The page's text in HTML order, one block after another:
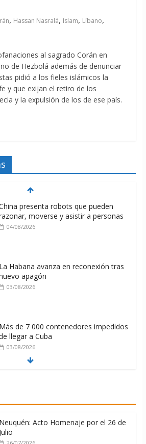
, Hassan Nasralá, Islam, Líbano,
al sagrado Corán en
de Hezbolá además de denunciar
pidió a los fieles islámicos la
y que exijan el retiro de los
y la expulsión de los de ese país.
presenta robots que pueden
moverse y asistir a personas
04/08/2026
La Habana avanza en reconexión tras
apagón
03/08/2026
Más de 7 000 contenedores impedidos
llegar a Cuba
03/08/2026
04/08/2026
Neuquén: Acto Homenaje por el 26 de
Julio